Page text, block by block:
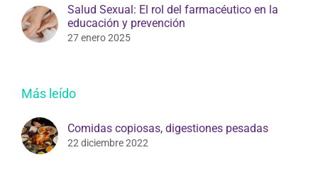
Salud Sexual: El rol del farmacéutico en la
educación y prevención
27 enero 2025
Más leído
Comidas copiosas, digestiones pesadas
22 diciembre 2022